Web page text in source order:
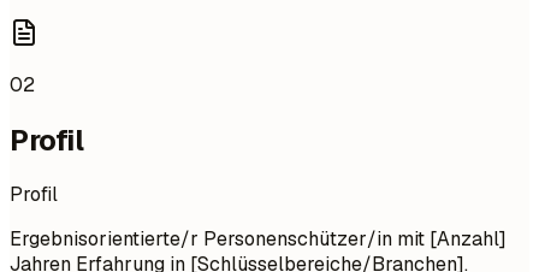
02
Profil
Profil
Ergebnisorientierte/r Personenschützer/in mit [Anzahl]
Jahren Erfahrung in [Schlüsselbereiche/Branchen].